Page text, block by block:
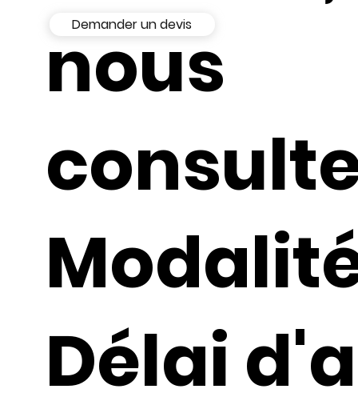
Demander un devis
nous
Délai